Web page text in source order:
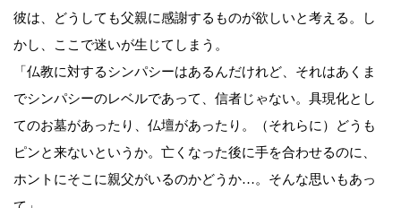
彼は、どうしても父親に感謝するものが欲しいと考える。し
かし、ここで迷いが生じてしまう。
「仏教に対するシンパシーはあるんだけれど、それはあくま
でシンパシーのレベルであって、信者じゃない。具現化とし
てのお墓があったり、仏壇があったり。（それらに）どうも
ピンと来ないというか。亡くなった後に手を合わせるのに、
ホントにそこに親父がいるのかどうか…。そんな思いもあっ